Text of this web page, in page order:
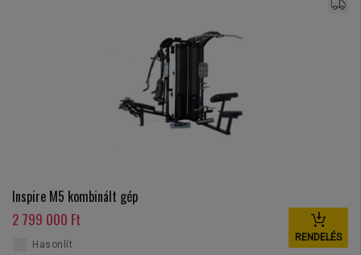
Inspire M5 kombinált gép
2 799 000 Ft
RENDELÉS
Hasonlít